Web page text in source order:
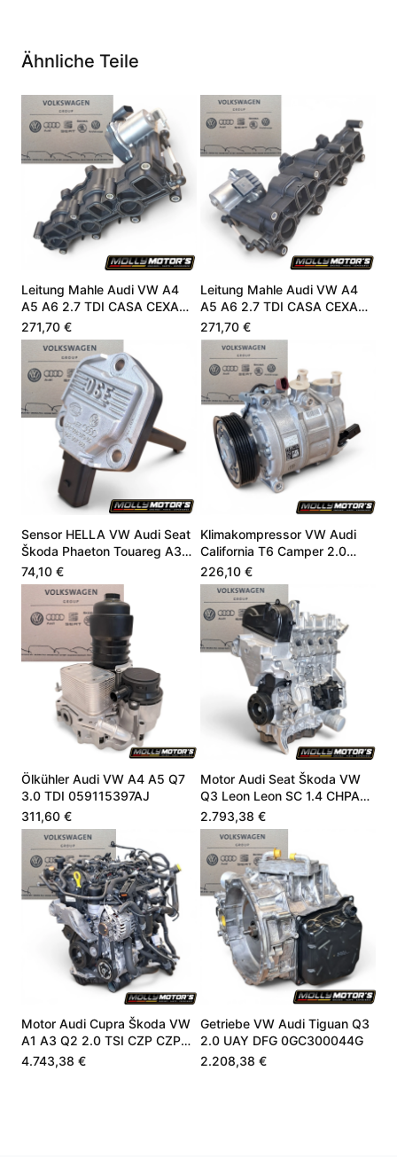
Ähnliche Teile
Leitung Mahle Audi VW A4
A5 A6 2.7 TDI CASA CEXA
059129711DC
271,70 €
Leitung Mahle Audi VW A4
A5 A6 2.7 TDI CASA CEXA
059129711DC
271,70 €
Sensor HELLA VW Audi Seat
Škoda Phaeton Touareg A3
4.9 06E907660
74,10 €
Klimakompressor VW Audi
California T6 Camper 2.0
CZSE DZLA 7LA816803A
226,10 €
Ölkühler Audi VW A4 A5 Q7
3.0 TDI 059115397AJ
311,60 €
Motor Audi Seat Škoda VW
Q3 Leon Leon SC 1.4 CHPA
CHPB 04E100098A
2.793,38 €
Motor Audi Cupra Škoda VW
A1 A3 Q2 2.0 TSI CZP CZPA
06K100040B
4.743,38 €
Getriebe VW Audi Tiguan Q3
2.0 UAY DFG 0GC300044G
2.208,38 €